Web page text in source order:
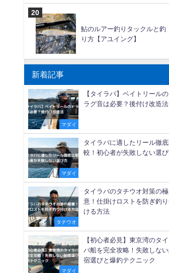
タチウオ釣りの時期（シーズ
【ウナギ釣り】相模川でおす
すめの釣り場
鮎のルアー釣りタックルと釣
新着記事
マダイ
ラグ音は必要？後付け改造法